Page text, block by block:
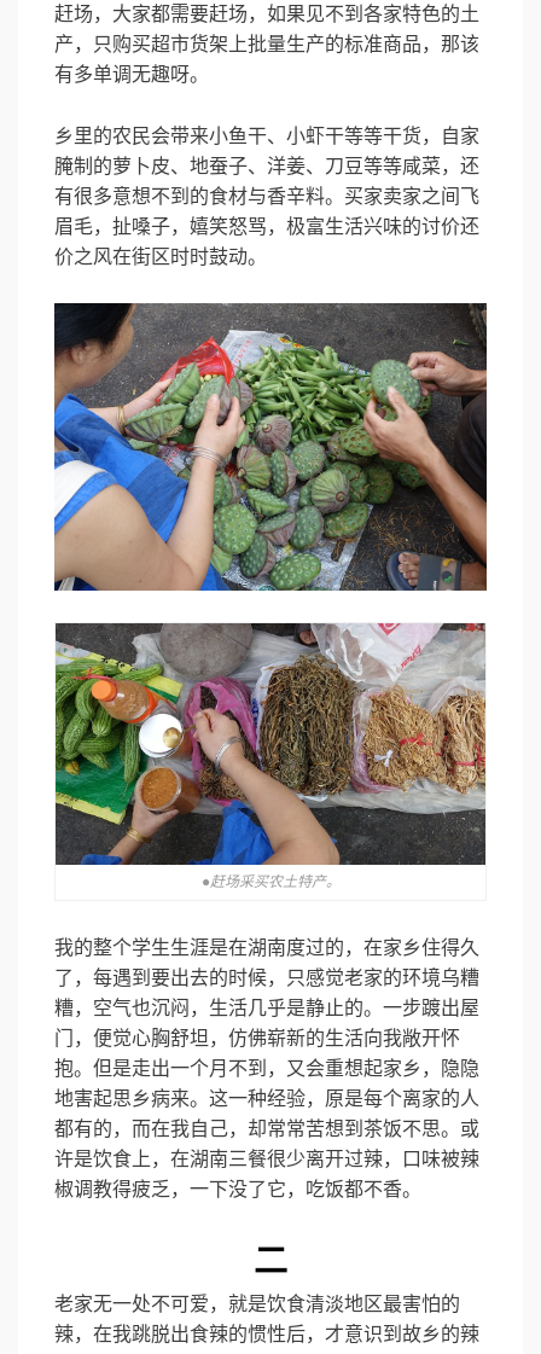
赶场，大家都需要赶场，如果见不到各家特色的土
产，只购买超市货架上批量生产的标准商品，那该
有多单调无趣呀。
乡里的农民会带来小鱼干、小虾干等等干货，自家
腌制的萝卜皮、地蚕子、洋姜、刀豆等等咸菜，还
有很多意想不到的食材与香辛料。买家卖家之间飞
眉毛，扯嗓子，嬉笑怒骂，极富生活兴味的讨价还
价之风在街区时时鼓动。
●赶场采买农土特产。
我的整个学生生涯是在湖南度过的，在家乡住得久
了，每遇到要出去的时候，只感觉老家的环境乌糟
糟，空气也沉闷，生活几乎是静止的。一步踱出屋
门，便觉心胸舒坦，仿佛崭新的生活向我敞开怀
抱。但是走出一个月不到，又会重想起家乡，隐隐
地害起思乡病来。这一种经验，原是每个离家的人
都有的，而在我自己，却常常苦想到茶饭不思。 或
许是饮食上，在湖南三餐很少离开过辣，口味被辣
椒调教得疲乏，一下没了它，吃饭都不香。
二
老家无一处不可爱，就是饮食清淡地区最害怕的
辣，在我跳脱出食辣的惯性后，才意识到故乡的辣